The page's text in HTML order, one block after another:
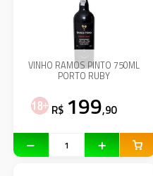
VINHO RAMOS PINTO 750ML
PORTO RUBY
R$ 199,90